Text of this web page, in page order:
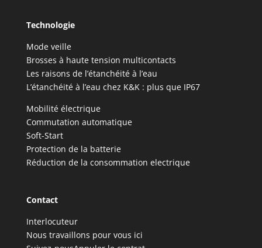
Technologie
Mode veille
Brosses à haute tension multicontacts
Les raisons de l’étanchéité à l’eau
L’étanchéité à l’eau chez K&K : plus que IP67
Mobilité électrique
Commutation automatique
Soft-Start
Protection de la batterie
Réduction de la consommation electrique
Contact
Interlocuteur
Nous travaillons pour vous ici